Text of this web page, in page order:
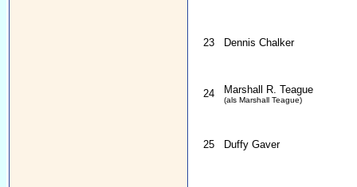
23 Dennis Chalker
24 Marshall R. Teague
(als Marshall Teague)
25 Duffy Gaver